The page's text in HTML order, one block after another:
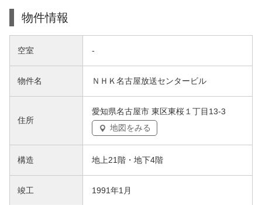
物件情報
空室 -
物件名 ＮＨＫ名古屋放送センタービル
住所
愛知県名古屋市 東区東桜１丁目13-3
地図をみる
構造 地上21階・地下4階
竣工 1991年1月